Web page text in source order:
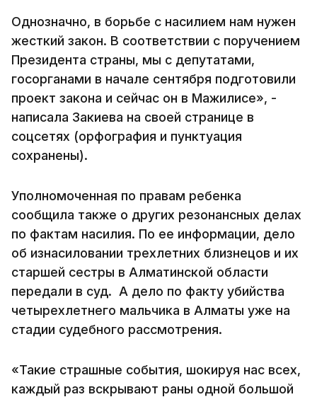
Однозначно, в борьбе с насилием нам нужен
жесткий закон. В соответствии с поручением
Президента страны, мы с депутатами,
госорганами в начале сентября подготовили
проект закона и сейчас он в Мажилисе», -
написала Закиева на своей странице в
соцсетях (орфография и пунктуация
сохранены).
Уполномоченная по правам ребенка
сообщила также о других резонансных делах
по фактам насилия. По ее информации, дело
об изнасиловании трехлетних близнецов и их
старшей сестры в Алматинской области
передали в суд. А дело по факту убийства
четырехлетнего мальчика в Алматы уже на
стадии судебного рассмотрения.
«Такие страшные события, шокируя нас всех,
каждый раз вскрывают раны одной большой